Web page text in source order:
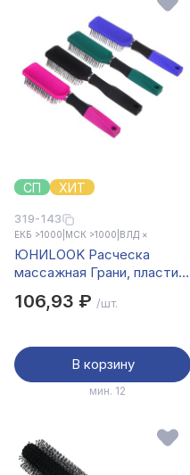
СП ХИТ
319-143
ЕКБ >1000 МСК >1000 ВЛД ×
ЮНИLOOK Расческа
массажная Грани, пластик,
106,93 ₽ /шт.
В корзину
мин. 12